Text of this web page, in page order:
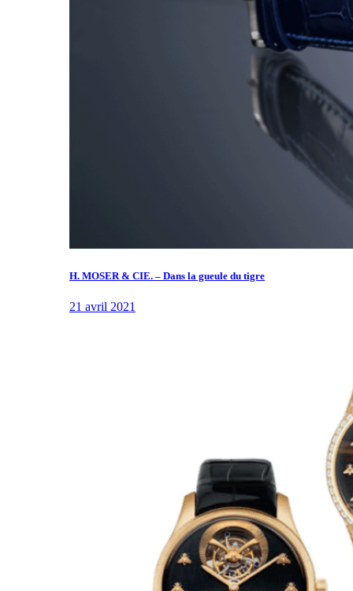
H. MOSER & CIE. – Dans la gueule du tigre
21 avril 2021